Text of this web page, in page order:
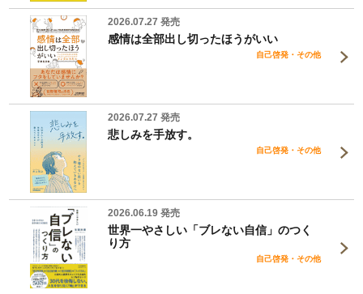
2026.07.27 発売
感情は全部出し切ったほうがいい
自己啓発・その他
2026.07.27 発売
悲しみを手放す。
自己啓発・その他
2026.06.19 発売
世界一やさしい「ブレない自信」のつく
り方
自己啓発・その他